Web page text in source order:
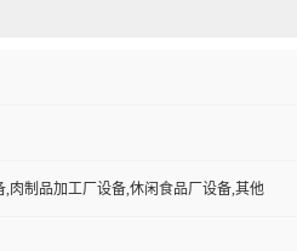
肉制品加工厂设备,休闲食品厂设备,其他